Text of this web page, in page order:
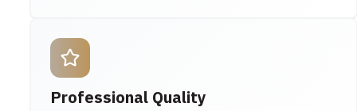
Professional Quality